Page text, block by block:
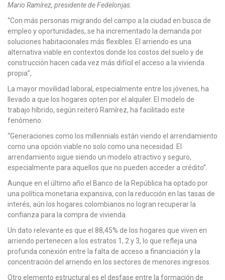
Mario Ramírez, presidente de Fedelonjas.
“Con más personas migrando del campo a la ciudad en busca de
empleo y oportunidades, se ha incrementado la demanda por
soluciones habitacionales más flexibles. El arriendo es una
alternativa viable en contextos donde los costos del suelo y de
construcción hacen cada vez más difícil el acceso a la vivienda
propia”,
La mayor movilidad laboral, especialmente entre los jóvenes, ha
llevado a que los hogares opten por el alquiler. El modelo de
trabajo híbrido, según reiteró Ramírez, ha facilitado este
fenómeno:
“Generaciones como los millennials están viendo el arrendamiento
como una opción viable no solo como una necesidad. El
arrendamiento sigue siendo un modelo atractivo y seguro,
especialmente para aquellos que no pueden acceder a crédito”.
Aunque en el último año el Banco de la República ha optado por
una política monetaria expansiva, con la reducción en las tasas de
interés, aún los hogares colombianos no logran recuperar la
confianza para la compra de vivienda.
Un dato relevante es que el 88,45% de los hogares que viven en
arriendo pertenecen a los estratos 1, 2 y 3, lo que refleja una
profunda conexión entre la falta de acceso a financiación y la
concentración del arriendo en los sectores de menores ingresos.
Otro elemento estructural es el desfase entre la formación de